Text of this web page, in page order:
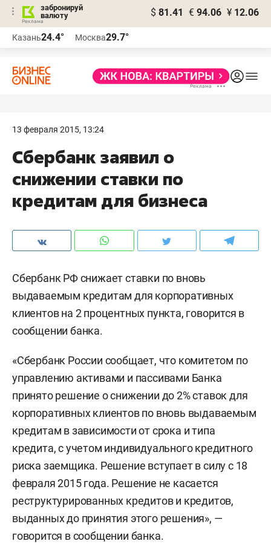
забронируй
валюту
$ 81.41 € 94.06 ¥ 12.06
Казань24.4° Москва29.7°
13 февраля 2015, 13:24
Сбербанк заявил о
снижении ставки по
кредитам для бизнеса
Сбербанк РФ снижает ставки по вновь
выдаваемым кредитам для корпоративных
клиентов на 2 процентных пункта, говорится в
сообщении банка.
«Сбербанк России сообщает, что комитетом по
управлению активами и пассивами Банка
принято решение о снижении до 2% ставок для
корпоративных клиентов по вновь выдаваемым
кредитам в зависимости от срока и типа
кредита, с учетом индивидуального кредитного
риска заемщика. Решение вступает в силу с 18
февраля 2015 года. Решение не касается
реструктурированных кредитов и кредитов,
выданных до принятия этого решения», —
говорится в сообщении банка.